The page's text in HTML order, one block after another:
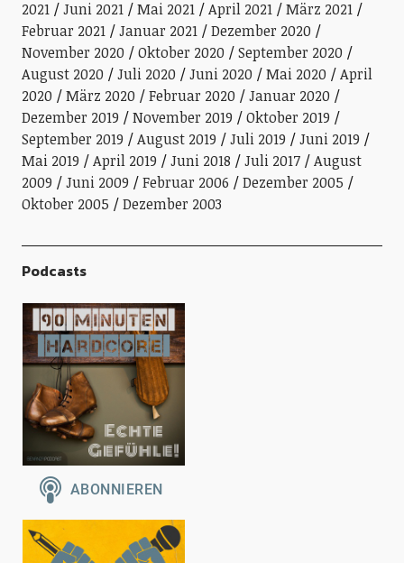
2021
Juni 2021 Mai 2021 April 2021
März 2021
Februar 2021
Januar 2021
Dezember 2020
November 2020
Oktober 2020
September 2020
August 2020
Juli 2020 Juni 2020 Mai 2020
April
2020
März 2020 Februar 2020
Januar 2020
Dezember 2019
November 2019
Oktober 2019
September 2019
August 2019 Juli 2019
Juni 2019
Mai 2019
April 2019 Juni 2018 Juli 2017
August
2009
Juni 2009 Februar 2006
Dezember 2005
Oktober 2005
Dezember 2003
Podcasts